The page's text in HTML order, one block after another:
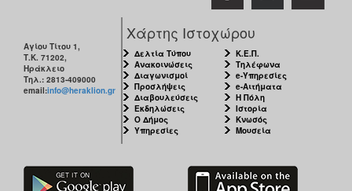
ΤΟΠΟΣ
ΜΑΣ
ΠΟΛΙΤΙΣΜΟΣ
Αγίου Τίτου 1,
Τ.Κ. 71202,
Ηράκλειο
Τηλ.: 2813-409000
email:info@heraklion.gr
Χάρτης Ιστοχώρου
Δελτία Τύπου
Ανακοινώσεις
Διαγωνισμοί
Προσλήψεις
Διαβουλεύσεις
Εκδηλώσεις
Ο Δήμος
Υπηρεσίες
Κ.Ε.Π.
Τηλέφωνα
e-Υπηρεσίες
e-Αιτήματα
Η Πόλη
Ιστορία
Κνωσός
Μουσεία